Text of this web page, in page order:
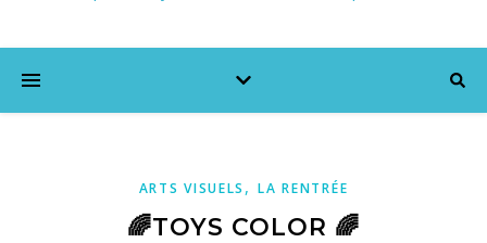
ARTS VISUELS ,LA RENTRÉE
🌈TOYS COLOR 🌈